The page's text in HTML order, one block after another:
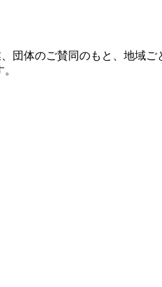
団体のご賛同のもと、地域